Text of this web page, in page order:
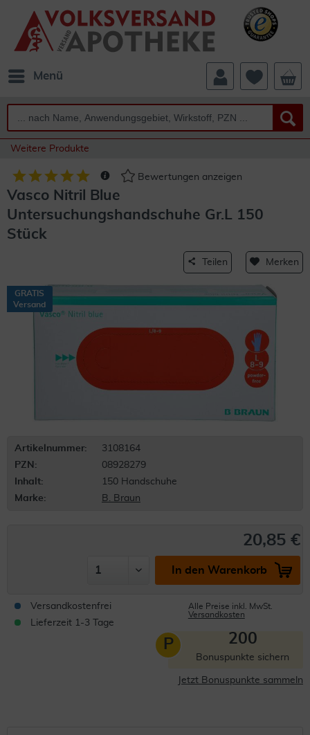
Menü
Weitere Produkte
Bewertungen anzeigen
Vasco Nitril Blue
Untersuchungshandschuhe Gr.L 150
Stück
Teilen Merken
GRATIS
Versand
Artikelnummer:
3108164
PZN:
08928279
Inhalt:
150 Handschuhe
Marke:
B. Braun
20,85 €
In den Warenkorb
Versandkostenfrei
Lieferzeit 1-3 Tage
Alle Preise inkl. MwSt.
Versandkosten
P 200
Bonuspunkte sichern
Jetzt Bonuspunkte sammeln